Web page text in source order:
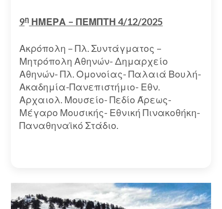
9η ΗΜΕΡΑ – ΠΕΜΠΤΗ 4/12/2025
Ακρόπολη – Πλ. Συντάγματος –
Μητρόπολη Αθηνών- Δημαρχείο
Αθηνών- Πλ. Ομονοίας- Παλαιά Βουλή-
Ακαδημία-Πανεπιστήμιο- Εθν.
Αρχαιολ. Μουσείο- Πεδίο Άρεως-
Μέγαρο Μουσικής- Εθνική Πινακοθήκη-
Παναθηναϊκό Στάδιο.